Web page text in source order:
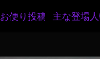
お便り投稿 主な登場